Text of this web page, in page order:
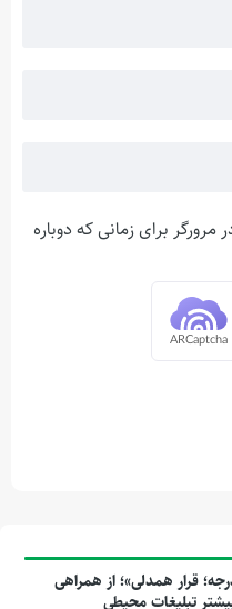
برای زمانی که دوباره
ARCaptcha
شهروندان اصفهانی از پویش «۲۵ درجه؛ قرار همدلی»؛ از همراهی
تبلیغات محیطی